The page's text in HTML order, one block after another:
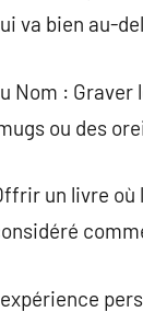
va bien au-
Nom :
ou des
un livre